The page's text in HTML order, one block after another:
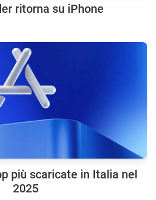
ritorna su iPhone
più scaricate in Italia nel
2025